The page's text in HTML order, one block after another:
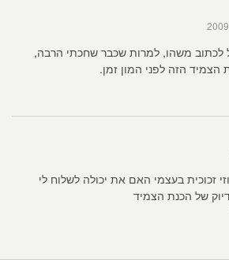
לכתוב משהו, למרות שכבר שחכתי הרבה,
הצמיד הזה לפני המון זמן.
זכוכית בעצמי האם את יכולה לשלוח לי
של הכנת הצמיד